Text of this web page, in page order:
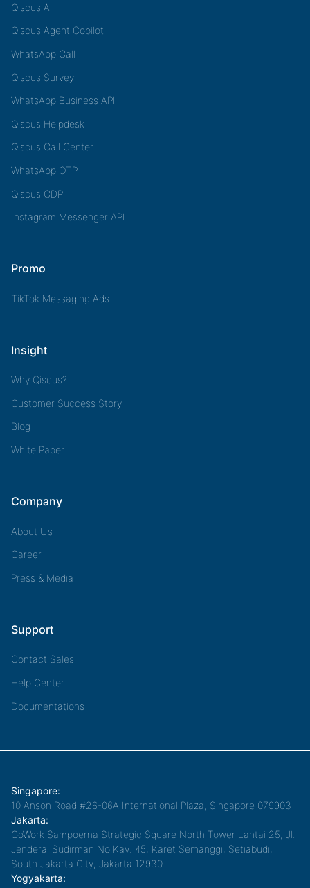
Qiscus AI
Qiscus Agent Copilot
WhatsApp Call
Qiscus Survey
WhatsApp Business API
Qiscus Helpdesk
Qiscus Call Center
WhatsApp OTP
Qiscus CDP
Instagram Messenger API
Promo
TikTok Messaging Ads
Insight
Why Qiscus?
Customer Success Story
Blog
White Paper
Company
About Us
Career
Press & Media
Support
Contact Sales
Help Center
Documentations
Singapore:
10 Anson Road #26-06A International Plaza, Singapore 079903
Jakarta:
GoWork Sampoerna Strategic Square North Tower Lantai 25, Jl.
Jenderal Sudirman No.Kav. 45, Karet Semanggi, Setiabudi,
South Jakarta City, Jakarta 12930
Yogyakarta: